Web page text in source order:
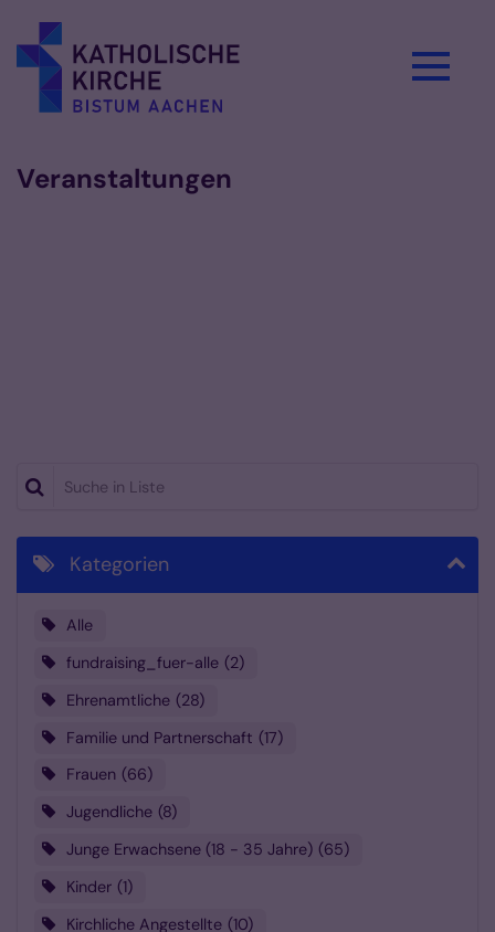
Veranstaltungen
Suche in Liste
Kategorien
Alle
fundraising_fuer-alle 2
Ehrenamtliche 28
Familie und Partnerschaft 17
Frauen
66
Jugendliche 8
Junge Erwachsene (18 - 35 Jahre) 65
Kinder 1
Kirchliche Angestellte 10